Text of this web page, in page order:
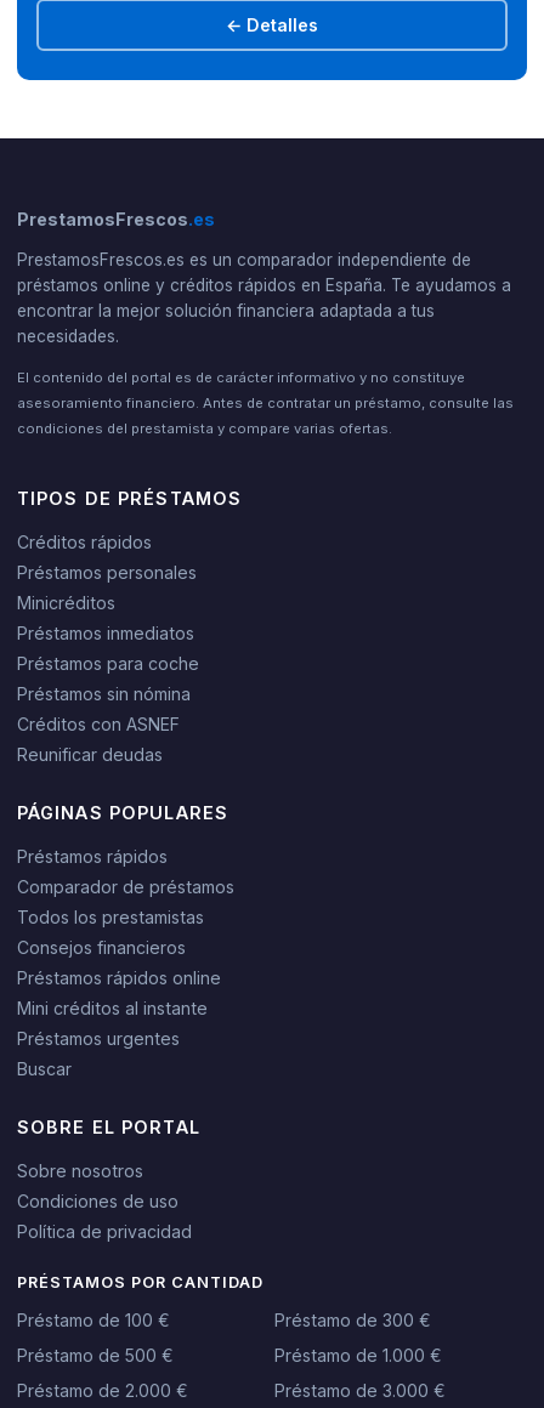
← Detalles
PrestamosFrescos.es
PrestamosFrescos.es es un comparador independiente de
préstamos online y créditos rápidos en España. Te ayudamos a
encontrar la mejor solución financiera adaptada a tus
necesidades.
El contenido del portal es de carácter informativo y no constituye
asesoramiento financiero. Antes de contratar un préstamo, consulte las
condiciones del prestamista y compare varias ofertas.
TIPOS DE PRÉSTAMOS
Créditos rápidos
Préstamos personales
Minicréditos
Préstamos inmediatos
Préstamos para coche
Préstamos sin nómina
Créditos con ASNEF
Reunificar deudas
PÁGINAS POPULARES
Préstamos rápidos
Comparador de préstamos
Todos los prestamistas
Consejos financieros
Préstamos rápidos online
Mini créditos al instante
Préstamos urgentes
Buscar
SOBRE EL PORTAL
Sobre nosotros
Condiciones de uso
Política de privacidad
PRÉSTAMOS POR CANTIDAD
Préstamo de 100 €
Préstamo de 300 €
Préstamo de 500 €
Préstamo de 1.000 €
Préstamo de 2.000 €
Préstamo de 3.000 €